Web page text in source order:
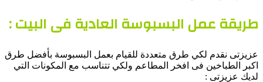
طريقة عمل البسبوسة العادية فى البيت :
عزيزتى نقدم لكي طرق متعددة للقيام بعمل البسبوسة بأفضل طرق
اكبر الطباخين فى افخر المطاعم ولكي تتناسب مع المكونات التي
لديك عزيزتى :